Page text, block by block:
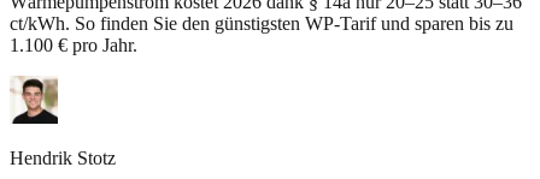
ct/kWh. So finden Sie den günstigsten WP-Tarif und sparen bis zu
1.100 € pro Jahr.
Hendrik Stotz